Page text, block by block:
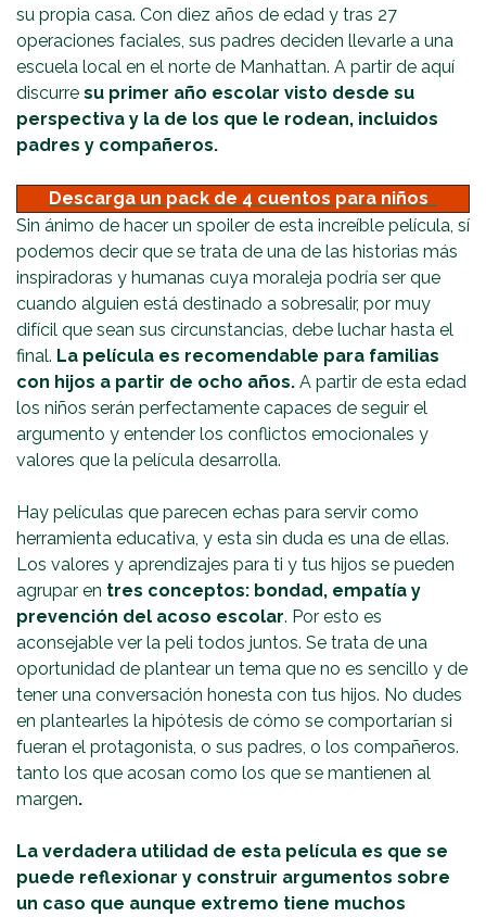
su propia casa. Con diez años de edad y tras 27
operaciones faciales, sus padres deciden llevarle a una
escuela local en el norte de Manhattan. A partir de aquí
discurre su primer año escolar visto desde su
perspectiva y la de los que le rodean, incluidos
padres y compañeros.
Descarga un pack de 4 cuentos para niños
Sin ánimo de hacer un spoiler de esta increíble película, sí
podemos decir que se trata de una de las historias más
inspiradoras y humanas cuya moraleja podría ser que
cuando alguien está destinado a sobresalir, por muy
difícil que sean sus circunstancias, debe luchar hasta el
final. La película es recomendable para familias
con hijos a partir de ocho años. A partir de esta edad
los niños serán perfectamente capaces de seguir el
argumento y entender los conflictos emocionales y
valores que la película desarrolla.
Hay películas que parecen echas para servir como
herramienta educativa, y esta sin duda es una de ellas.
Los valores y aprendizajes para ti y tus hijos se pueden
agrupar en tres conceptos: bondad, empatía y
prevención del acoso escolar. Por esto es
aconsejable ver la peli todos juntos. Se trata de una
oportunidad de plantear un tema que no es sencillo y de
tener una conversación honesta con tus hijos. No dudes
en plantearles la hipótesis de cómo se comportarían si
fueran el protagonista, o sus padres, o los compañeros.
tanto los que acosan como los que se mantienen al
margen.
La verdadera utilidad de esta película es que se
puede reflexionar y construir argumentos sobre
un caso que aunque extremo tiene muchos